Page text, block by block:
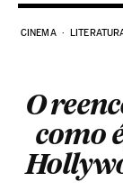
CINEMA
O
como